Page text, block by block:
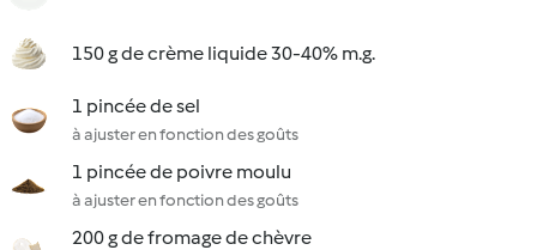
150 g de crème liquide 30-40% m.g.
1 pincée de sel
à ajuster en fonction des goûts
1 pincée de poivre moulu
à ajuster en fonction des goûts
200 g de fromage de chèvre